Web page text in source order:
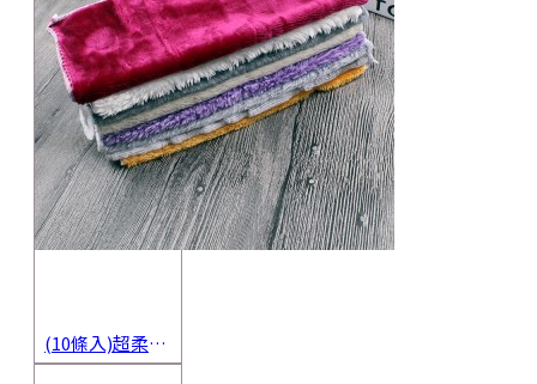
(10條入)超柔軟抹布 不沾油洗碗巾 多用途擦拭布